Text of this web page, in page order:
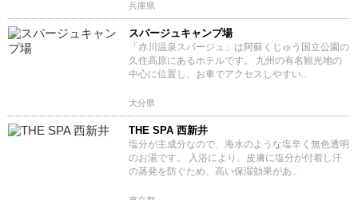
兵庫県
スパージュキャンプ場
「赤川温泉スパージュ」は阿蘇くじゅう国立公園の
久住高原にあるホテルです。 九州の有名観光地の
中心に位置し、お車でアクセスしやすい..
大分県
THE SPA 西新井
塩分が主成分なので、海水のような塩辛く無色透明
のお湯です。 入浴により、皮膚に塩分が付着し汗
の蒸発を防ぐため、高い保湿効果があ..